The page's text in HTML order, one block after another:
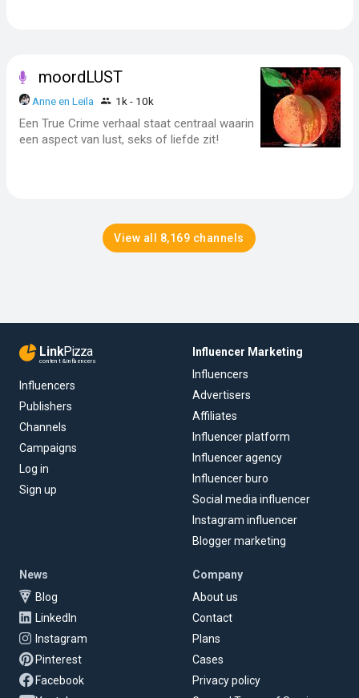
moordLUST
Anne en Leila 1k - 10k
Een True Crime verhaal staat centraal waarin
een aspect van lust, seks of liefde zit!
View all 8,169 channels
LinkPizza
content & influencers
Influencers
Publishers
Channels
Campaigns
Log in
Sign up
Influencer Marketing
Influencers
Advertisers
Affiliates
Influencer platform
Influencer agency
Influencer buro
Social media influencer
Instagram influencer
Blogger marketing
News
Blog
LinkedIn
Instagram
Pinterest
Facebook
Company
About us
Contact
Plans
Cases
Privacy policy